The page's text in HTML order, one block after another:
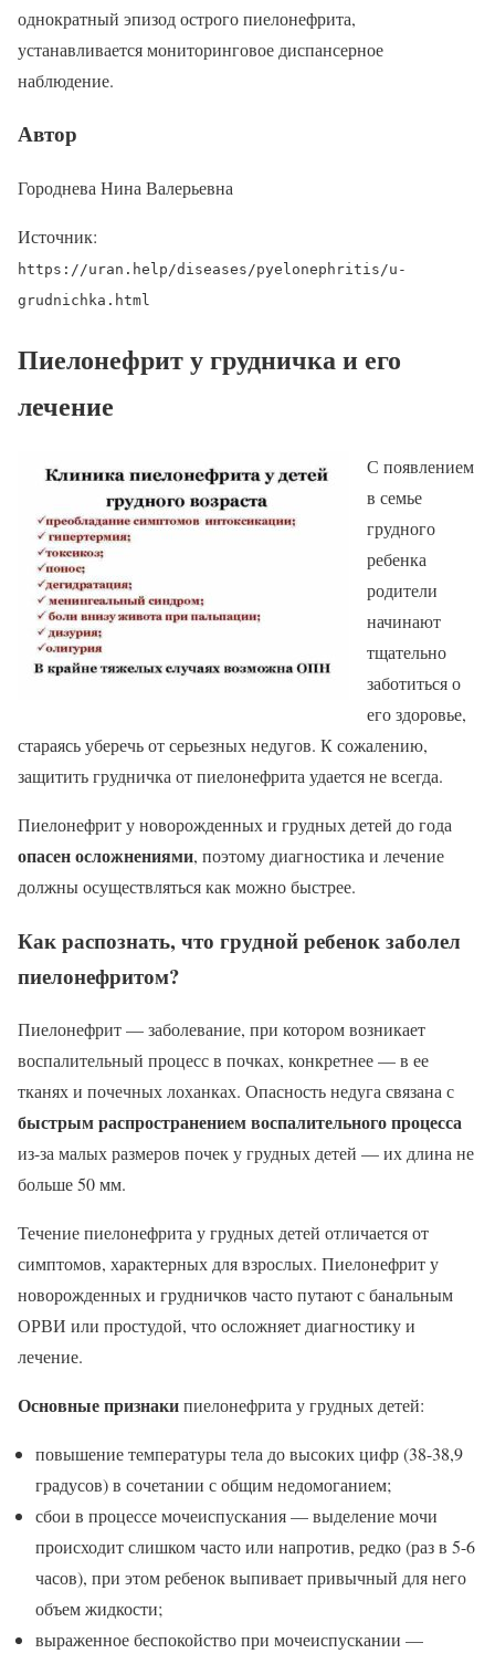
однократный эпизод острого пиелонефрита,
устанавливается мониторинговое диспансерное
наблюдение.
Автор
Городнева Нина Валерьевна
Источник:
https://uran.help/diseases/pyelonephritis/u-
grudnichka.html
Пиелонефрит у грудничка и его
лечение
С появлением
в семье
грудного
ребенка
родители
начинают
тщательно
заботиться о
его здоровье,
стараясь уберечь от серьезных недугов. К сожалению,
защитить грудничка от пиелонефрита удается не всегда.
Пиелонефрит у новорожденных и грудных детей до года
опасен осложнениями, поэтому диагностика и лечение
должны осуществляться как можно быстрее.
Как распознать, что грудной ребенок заболел
пиелонефритом?
Пиелонефрит — заболевание, при котором возникает
воспалительный процесс в почках, конкретнее — в ее
тканях и почечных лоханках. Опасность недуга связана с
быстрым распространением воспалительного процесса
из-за малых размеров почек у грудных детей — их длина не
больше 50 мм.
Течение пиелонефрита у грудных детей отличается от
симптомов, характерных для взрослых. Пиелонефрит у
новорожденных и грудничков часто путают с банальным
ОРВИ или простудой, что осложняет диагностику и
лечение.
Основные признакипиелонефрита у грудных детей:
повышение температуры тела до высоких цифр (38-38,9
градусов) в сочетании с общим недомоганием;
сбои в процессе мочеиспускания — выделение мочи
происходит слишком часто или напротив, редко (раз в 5-6
часов), при этом ребенок выпивает привычный для него
объем жидкости;
выраженное беспокойство при мочеиспускании —